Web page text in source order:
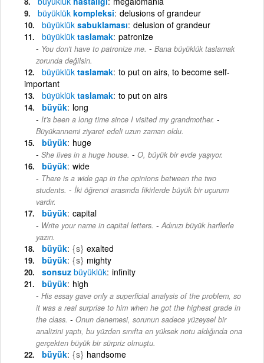
büyüklük kompleksi delusions of grandeur
büyüklük sabuklaması delusion of grandeur
büyüklük taslamak patronize
You don't have to patronize me. - Bana büyüklük taslamak
zorunda değilsin.
büyüklük taslamak to put on airs, to become self-
important
büyüklük taslamak to put on airs
büyük long
It's been a long time since I visited my grandmother. -
Büyükannemi ziyaret edeli uzun zaman oldu.
büyük huge
She lives in a huge house. - O, büyük bir evde yaşıyor.
büyük wide
There is a wide gap in the opinions between the two
students. - İki öğrenci arasında fikirlerde büyük bir uçurum
vardır.
büyük capital
Write your name in capital letters. - Adınızı büyük harflerle
yazın.
büyük {s} exalted
büyük {s} mighty
sonsuz büyüklük infinity
büyük high
His essay gave only a superficial analysis of the problem, so
it was a real surprise to him when he got the highest grade in
the class. - Onun denemesi, sorunun sadece yüzeysel bir
analizini yaptı, bu yüzden sınıfta en yüksek notu aldığında ona
gerçekten büyük bir sürpriz olmuştu.
büyük {s} handsome